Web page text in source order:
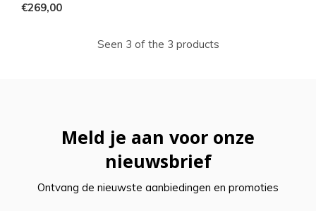
€269,00
Seen 3 of the 3 products
Meld je aan voor onze
nieuwsbrief
Ontvang de nieuwste aanbiedingen en promoties